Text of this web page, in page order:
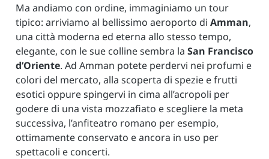
Ma andiamo con ordine, immaginiamo un tour
tipico: arriviamo al bellissimo aeroporto di Amman,
una città moderna ed eterna allo stesso tempo,
elegante, con le sue colline sembra la San Francisco
d’Oriente. Ad Amman potete perdervi nei profumi e
colori del mercato, alla scoperta di spezie e frutti
esotici oppure spingervi in cima all’acropoli per
godere di una vista mozzafiato e scegliere la meta
successiva, l’anfiteatro romano per esempio,
ottimamente conservato e ancora in uso per
spettacoli e concerti.